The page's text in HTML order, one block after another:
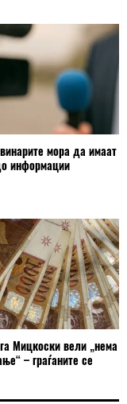
мора да имаат
информации
Мицкоски вели „нема
– граѓаните се